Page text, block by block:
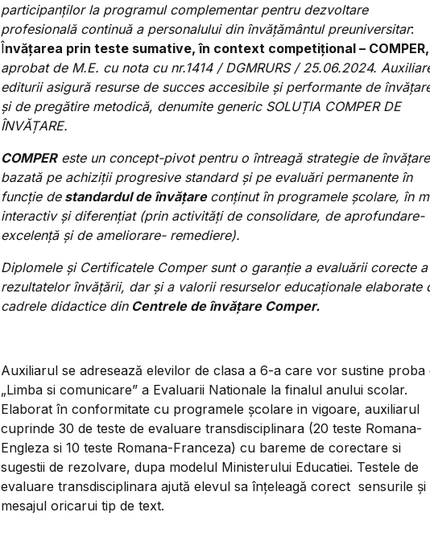
participanților la programul complementar pentru dezvoltare
profesională continuă a personalului din învățământul preuniversitar:
Învățarea prin teste sumative, în context competițional – COMPER,
aprobat de M.E. cu nota cu nr.1414 / DGMRURS / 25.06.2024.
editurii asigură resurse de succes accesibile și performante de
și de pregătire metodică, denumite generic SOLUȚIA COMPER DE
ÎNVĂȚARE.
COMPEReste un concept-pivot pentru o întreagă strategie de învățare
bazată pe achiziții progresive standard și pe evaluări permanente în
funcție destandardul de învățare conținut în programele școlare, în
interactiv și diferențiat (prin activități de consolidare, de aprofundare-
excelență și de ameliorare- remediere).
Diplomele și Certificatele Comper sunt o garanție a evaluării corecte a
rezultatelor învățării, dar și a valorii resurselor educaționale elaborate
cadrele didactice dinCentrele de învățare Comper.
Auxiliarul se adresează elevilor de clasa a 6-a care vor sustine proba
„Limba si comunicare” a Evaluarii Nationale la finalul anului scolar.
Elaborat în conformitate cu programele școlare in vigoare, auxiliarul
cuprinde 30 de teste de evaluare transdisciplinara (20 teste Romana-
Engleza si 10 teste Romana-Franceza) cu bareme de corectare si
sugestii de rezolvare, dupa modelul Ministerului Educatiei. Testele de
evaluare transdisciplinara ajută elevul sa înțeleagă corect sensurile și
mesajul oricarui tip de text.